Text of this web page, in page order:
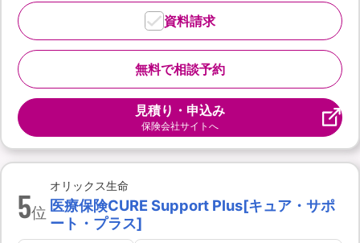
無料で相談予約
資料請求
見積り・申込み
保険会社サイトへ
5位
オリックス生命
医療保険CURE Support Plus[キュア・サポ
ート・プラス]